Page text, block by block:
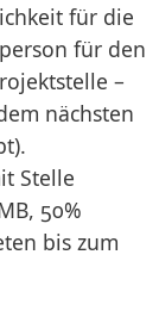
für die
für den
–
nächsten
Stelle
50%
bis zum